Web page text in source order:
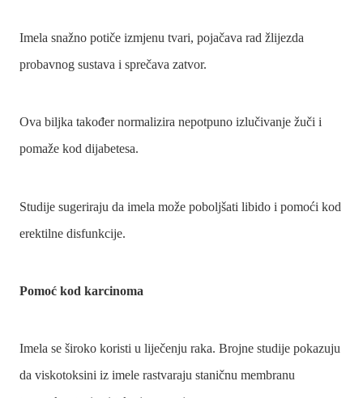
Imela snažno potiče izmjenu tvari, pojačava rad žlijezda
probavnog sustava i sprečava zatvor.
Ova biljka također normalizira nepotpuno izlučivanje žuči i
pomaže kod dijabetesa.
Studije sugeriraju da imela može poboljšati libido i pomoći kod
erektilne disfunkcije.
Pomoć kod karcinoma
Imela se široko koristi u liječenju raka. Brojne studije pokazuju
da viskotoksini iz imele rastvaraju staničnu membranu